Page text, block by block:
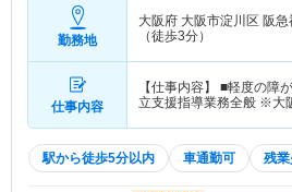
勤務地
大阪府 大阪市淀川区 阪急
（徒歩3分）
仕事内容
【仕事内容】 ■軽度の障
立支援指導業
駅から徒歩5分以内 車通勤可 残